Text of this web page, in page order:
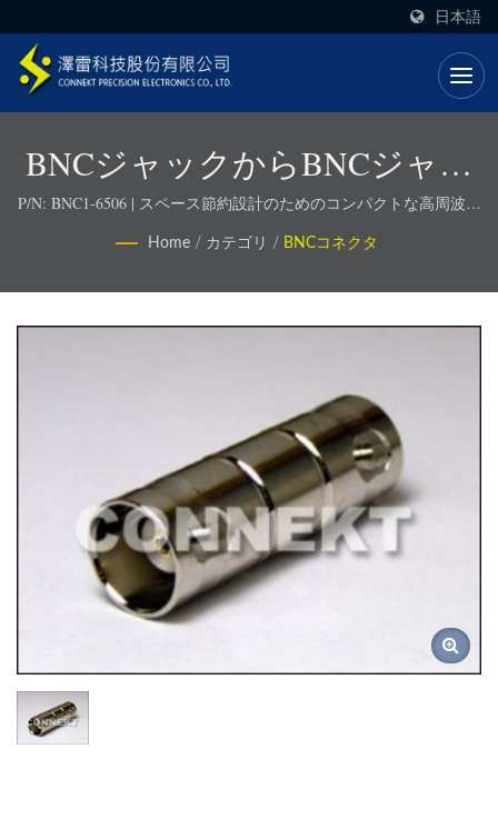
日本語
BNCジャックからBNCジャッ
クへのアダプター
P/N: BNC1-6506 | スペース節約設計のためのコンパクトな高周波コ
Home / カテゴリ / BNCコネクタ